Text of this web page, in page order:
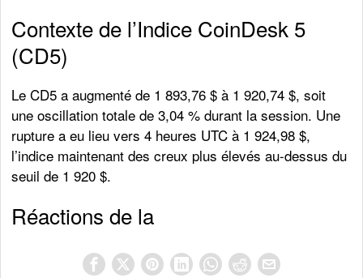
Contexte de l’Indice CoinDesk 5
(CD5)
Le CD5 a augmenté de 1 893,76 $ à 1 920,74 $, soit
une oscillation totale de 3,04 % durant la session. Une
rupture a eu lieu vers 4 heures UTC à 1 924,98 $,
l’indice maintenant des creux plus élevés au-dessus du
seuil de 1 920 $.
Réactions de la